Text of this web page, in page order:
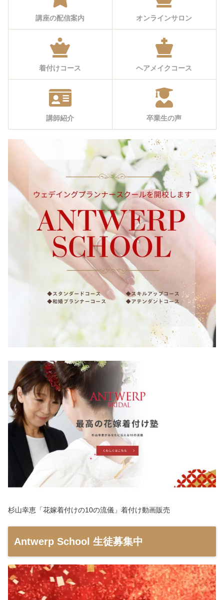
講座の配信案内 オンラインサロン
着付けコース ヘアメイクコース
講師紹介 卒業生の声
杉山幸恵「花嫁着付けの10の流儀」着付け動画販売
Antwerp School 生徒募集中
動
画
プ